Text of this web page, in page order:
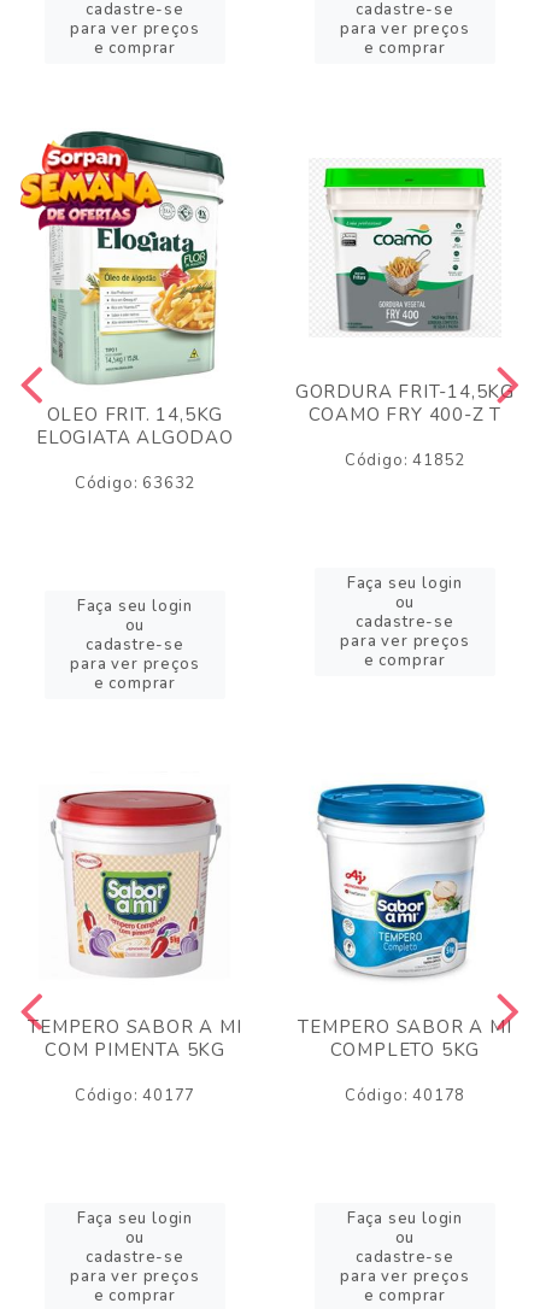
cadastre-se
para ver preços
e comprar
cadastre-se
para ver preços
e comprar
OLEO FRIT. 14,5KG
ELOGIATA ALGODAO
Código: 63632
Faça seu login
ou
cadastre-se
para ver preços
e comprar
GORDURA FRIT-14,5KG
COAMO FRY 400-Z T
Código: 41852
Faça seu login
ou
cadastre-se
para ver preços
e comprar
TEMPERO SABOR A MI
COM PIMENTA 5KG
Código: 40177
Faça seu login
ou
cadastre-se
para ver preços
e comprar
TEMPERO SABOR A MI
COMPLETO 5KG
Código: 40178
Faça seu login
ou
cadastre-se
para ver preços
e comprar